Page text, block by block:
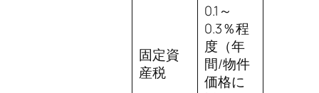
固定資
産税
0.1～
0.3％程
度（年
間/物件
価格に